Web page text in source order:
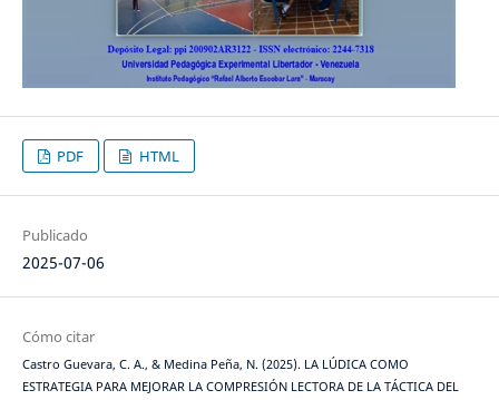
PDF HTML
Publicado
2025-07-06
Cómo citar
Castro Guevara, C. A., & Medina Peña, N. (2025). LA LÚDICA COMO
ESTRATEGIA PARA MEJORAR LA COMPRESIÓN LECTORA DE LA TÁCTICA DEL